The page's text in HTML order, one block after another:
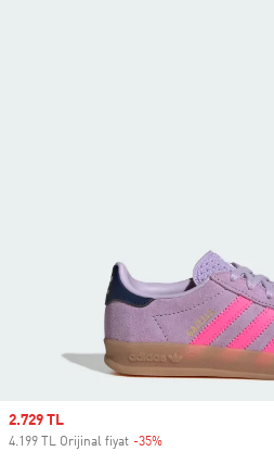
Sale price
2.729 TL
4.199 TL Orijinal fiyat -35%